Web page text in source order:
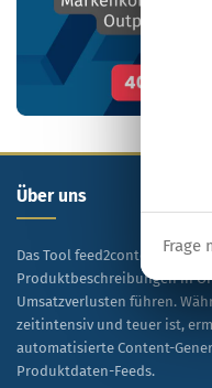
Über uns
Das Tool feed2content.ai®
Produktbeschreibungen in
Umsatzverlusten führen.
zeitintensiv und teuer ist,
automatisierte Content-
Produktdaten-Feeds.